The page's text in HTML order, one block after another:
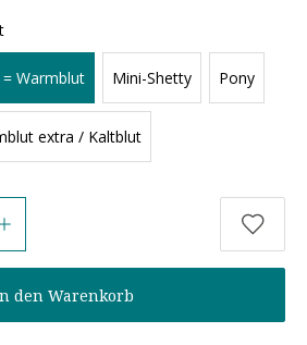
= Warmblut Mini-Shetty Pony
extra / Kaltblut
den Warenkorb